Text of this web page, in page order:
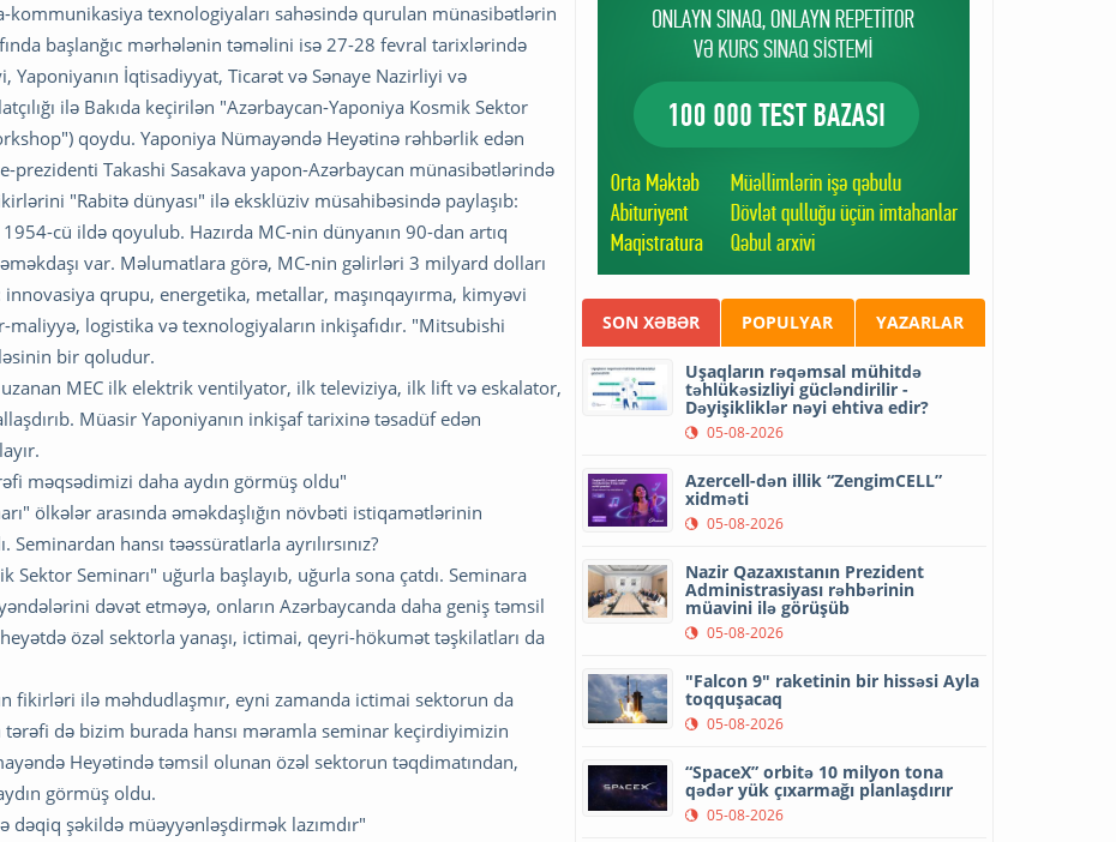
kommunikasiya texnologiyaları sahəsində qurulan münasibətlərin
başlanğıc mərhələnin təməlini isə 27-28 fevral tarixlərində
Yaponiyanın İqtisadiyyat, Ticarət və Sənaye Nazirliyi və
ilə Bakıda keçirilən "Azərbaycan-Yaponiya Kosmik Sektor
qoydu. Yaponiya Nümayəndə Heyətinə rəhbərlik edən
prezidenti Takashi Sasakava yapon-Azərbaycan münasibətlərində
"Rabitə dünyası" ilə eksklüziv müsahibəsində paylaşıb:
cü ildə qoyulub. Hazırda MC-nin dünyanın 90-dan artıq
var. Məlumatlara görə, MC-nin gəlirləri 3 milyard dolları
qrupu, energetika, metallar, maşınqayırma, kimyəvi
logistika və texnologiyaların inkişafıdır. "Mitsubishi
bir qoludur.
MEC ilk elektrik ventilyator, ilk televiziya, ilk lift və eskalator,
Müasir Yaponiyanın inkişaf tarixinə təsadüf edən
məqsədimizi daha aydın görmüş oldu"
ölkələr arasında əməkdaşlığın növbəti istiqamətlərinin
hansı təəssüratlarla ayrılırsınız?
Seminarı" uğurla başlayıb, uğurla sona çatdı. Seminara
dəvət etməyə, onların Azərbaycanda daha geniş təmsil
özəl sektorla yanaşı, ictimai, qeyri-hökumət təşkilatları da
fikirləri ilə məhdudlaşmır, eyni zamanda ictimai sektorun da
də bizim burada hansı məramla seminar keçirdiyimizin
Heyətində təmsil olunan özəl sektorun təqdimatından,
görmüş oldu.
dəqiq şəkildə müəyyənləşdirmək lazımdır"
SON XƏBƏR POPULYAR YAZARLAR
Uşaqların rəqəmsal mühitdə
təhlükəsizliyi gücləndirilir -
Dəyişikliklər nəyi ehtiva edir?
05-08-2026
Azercell-dən illik “ZengimCELL”
xidməti
05-08-2026
Nazir Qazaxıstanın Prezident
Administrasiyası rəhbərinin
müavini ilə görüşüb
05-08-2026
"Falcon 9" raketinin bir hissəsi Ayla
toqquşacaq
05-08-2026
“SpaceX” orbitə 10 milyon tona
qədər yük çıxarmağı planlaşdırır
05-08-2026